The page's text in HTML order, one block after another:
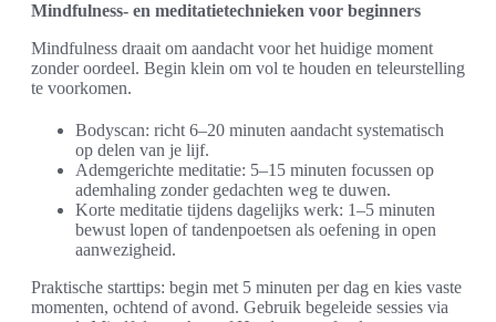
Mindfulness- en meditatietechnieken voor beginners
Mindfulness draait om aandacht voor het huidige moment
zonder oordeel. Begin klein om vol te houden en teleurstelling
te voorkomen.
Bodyscan: richt 6–20 minuten aandacht systematisch
op delen van je lijf.
Ademgerichte meditatie: 5–15 minuten focussen op
ademhaling zonder gedachten weg te duwen.
Korte meditatie tijdens dagelijks werk: 1–5 minuten
bewust lopen of tandenpoetsen als oefening in open
aanwezigheid.
Praktische starttips: begin met 5 minuten per dag en kies vaste
momenten, ochtend of avond. Gebruik begeleide sessies via